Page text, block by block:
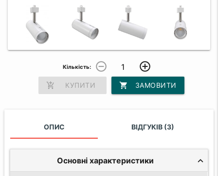
Кількість: remove_circle_outline add_circle_outline
add_shopping_cart КУПИТИ shopping_cart ЗАМОВИТИ
ОПИС ВІДГУКІВ (3)
Основні характеристики